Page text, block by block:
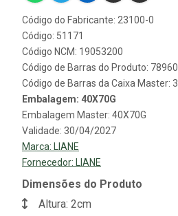
Código do Fabricante: 23100-0
Código: 51171
Código NCM: 19053200
Código de Barras do Produto:
Código de Barras da Caixa Master:
Embalagem: 40X70G
Embalagem Master: 40X70G
Validade: 30/04/2027
Marca:
LIANE
Fornecedor:
LIANE
Dimensões do Produto
Altura: 2cm